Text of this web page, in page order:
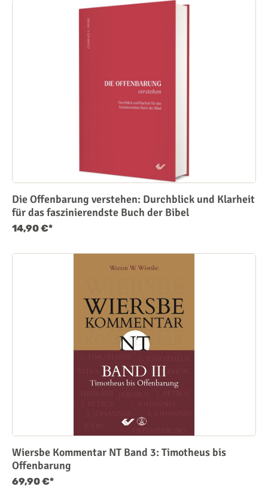
Die Offenbarung verstehen: Durchblick und Klarheit
für das faszinierendste Buch der Bibel
14,90 €*
Wiersbe Kommentar NT Band 3: Timotheus bis
Offenbarung
69,90 €*